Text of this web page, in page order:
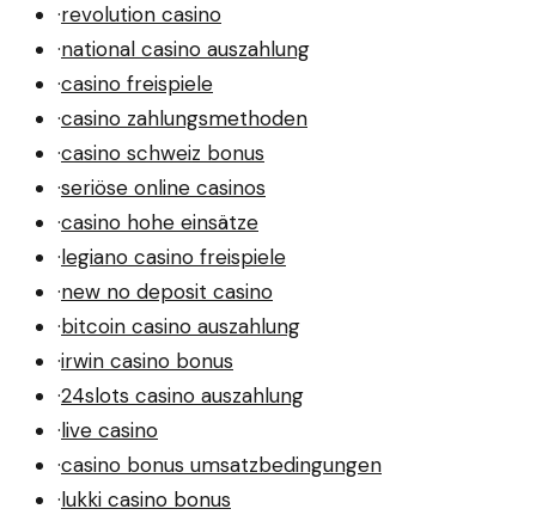
·revolution casino
·national casino auszahlung
·casino freispiele
·casino zahlungsmethoden
·casino schweiz bonus
·seriöse online casinos
·casino hohe einsätze
·legiano casino freispiele
·new no deposit casino
·bitcoin casino auszahlung
·irwin casino bonus
·24slots casino auszahlung
·live casino
·casino bonus umsatzbedingungen
·lukki casino bonus